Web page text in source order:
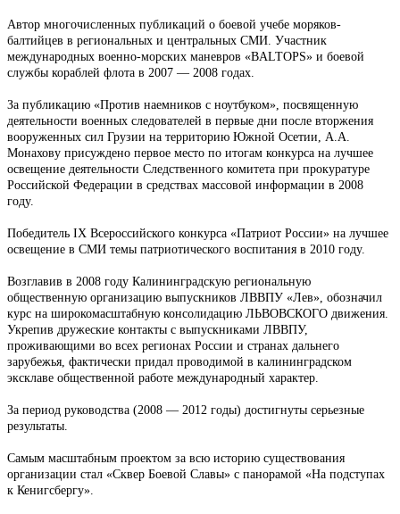
Автор многочисленных публикаций о боевой учебе моряков-
балтийцев в региональных и центральных СМИ. Участник
международных военно-морских маневров «BALTOPS» и боевой
службы кораблей флота в 2007 — 2008 годах.
За публикацию «Против наемников с ноутбуком», посвященную
деятельности военных следователей в первые дни после вторжения
вооруженных сил Грузии на территорию Южной Осетии, А.А.
Монахову присуждено первое место по итогам конкурса на лучшее
освещение деятельности Следственного комитета при прокуратуре
Российской Федерации в средствах массовой информации в 2008
году.
Победитель IX Всероссийского конкурса «Патриот России» на лучшее
освещение в СМИ темы патриотического воспитания в 2010 году.
Возглавив в 2008 году Калининградскую региональную
общественную организацию выпускников ЛВВПУ «Лев», обозначил
курс на широкомасштабную консолидацию ЛЬВОВСКОГО движения.
Укрепив дружеские контакты с выпускниками ЛВВПУ,
проживающими во всех регионах России и странах дальнего
зарубежья, фактически придал проводимой в калининградском
эксклаве общественной работе международный характер.
За период руководства (2008 — 2012 годы) достигнуты серьезные
результаты.
Самым масштабным проектом за всю историю существования
организации стал «Сквер Боевой Славы» с панорамой «На подступах
к Кенигсбергу».